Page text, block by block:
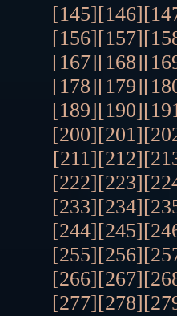
[145][146]
[156][157]
[167][168]
[178][179]
[189][190]
[200][201]
[211][212]
[222][223]
[233][234]
[244][245]
[255][256]
[266][267]
[277][278]